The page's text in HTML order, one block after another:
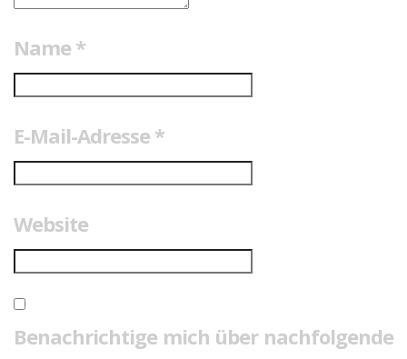
Name *
E-Mail-Adresse *
Website
Benachrichtige mich über nachfolgende